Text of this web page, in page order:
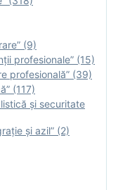
(9)
profesionale” (15)
profesională” (39)
(117)
și securitate
și azil” (2)